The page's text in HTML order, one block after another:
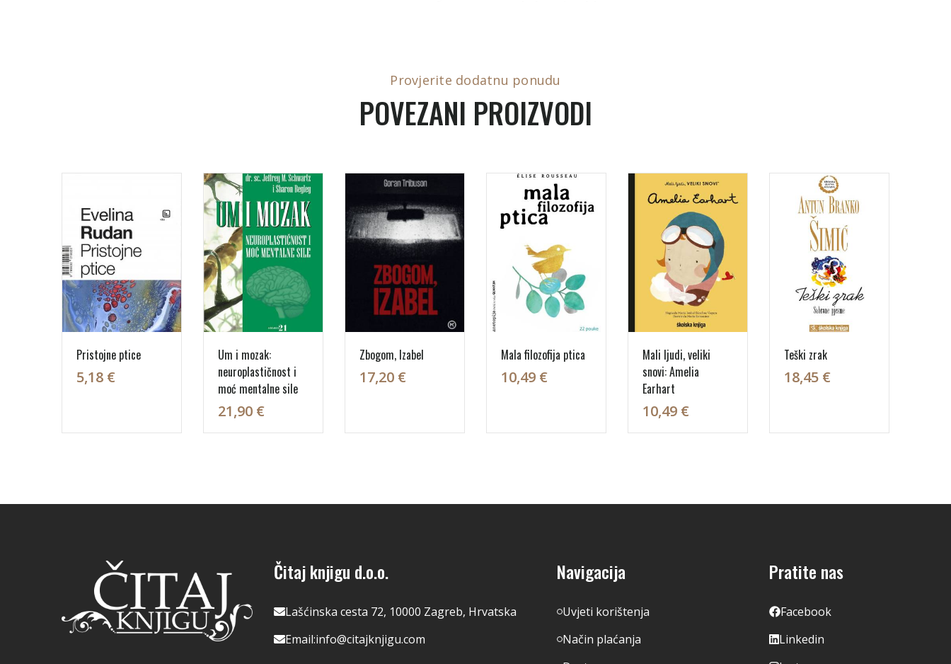
Provjerite dodatnu ponudu
POVEZANI PROIZVODI
Pristojne ptice
5,18 €
Um i mozak:
neuroplastičnost i
moć mentalne sile
21,90 €
Zbogom, Izabel
17,20 €
Mala filozofija ptica
10,49 €
Mali ljudi, veliki
snovi: Amelia
Earhart
10,49 €
Teški zrak
18,45 €
Čitaj knjigu d.o.o.
Lašćinska cesta 72, 10000 Zagreb, Hrvatska
Email:info@citajknjigu.com
Navigacija
Uvjeti korištenja
Način plaćanja
Pratite nas
Facebook
Linkedin